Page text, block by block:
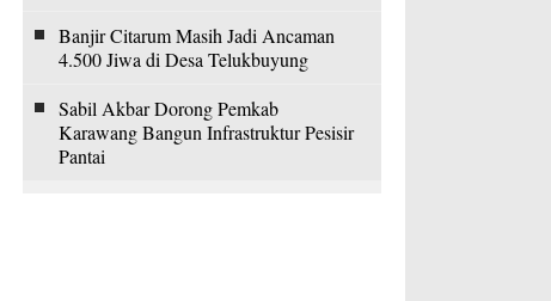
Banjir Citarum Masih Jadi Ancaman
4.500 Jiwa di Desa Telukbuyung
Sabil Akbar Dorong Pemkab
Karawang Bangun Infrastruktur Pesisir
Pantai